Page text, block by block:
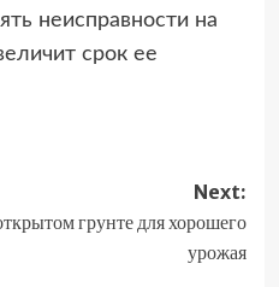
неисправности на
срок ее
Next:
грунте для хорошего
урожая